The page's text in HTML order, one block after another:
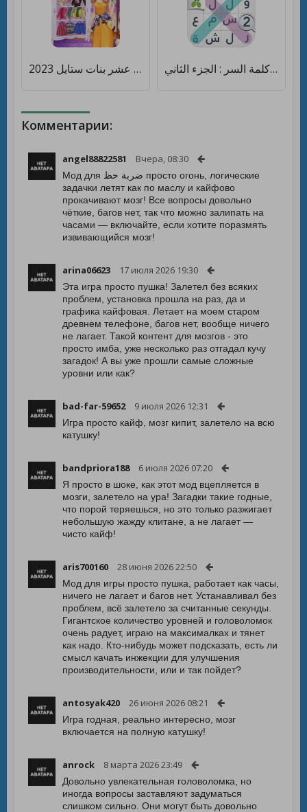
لعبة تلبيس عشر بنات ستايل 2023 [Мод меню] لعبة كلمة السر : الجزء الثاني [Много денег]
Комментарии:
angel88822581 Вчера, 08:30
Мод для ضربة حظ просто огонь, логические
задачки летят как по маслу и кайфово
прокачивают мозг! Все вопросы довольно
чёткие, багов нет, так что можно залипать на
часами — включайте, если хотите поразмять
извивающийся мозг!
arina06623 17 июля 2026 19:30
Эта игра просто пушка! Залетел без всяких
проблем, установка прошла на раз, да и
графика кайфовая. Летает на моем старом
древнем телефоне, багов нет, вообще ничего
не лагает. Такой контент для мозгов - это
просто имба, уже несколько раз отгадал кучу
загадок! А вы уже прошли самые сложные
уровни или как?
bad-far-59652 9 июля 2026 12:31
Игра просто кайф, мозг кипит, залетело на всю
катушку!
bandpriora188 6 июля 2026 07:20
Я просто в шоке, как этот мод вцепляется в
мозги, залетело на ура! Загадки такие годные,
что порой теряешься, но это только разжигает
небольшую жажду клитане, а не лагает —
чисто кайф!
aris700160 28 июня 2026 22:50
Мод для игры просто пушка, работает как часы,
ничего не лагает и багов нет. Устанавливал без
проблем, всё залетело за считанные секунды.
Гигантское количество уровней и головоломок
очень радует, играю на максималках и тянет
как надо. Кто-нибудь может подсказать, есть ли
смысл качать инжекции для улучшения
производительности, или и так пойдет?
antosyak420 26 июня 2026 08:21
Игра годная, реально интересно, мозг
включается на полную катушку!
anrock 8 марта 2026 23:49
Довольно увлекательная головоломка, но
иногда вопросы заставляют задуматься
слишком сильно. Они могут быть довольно